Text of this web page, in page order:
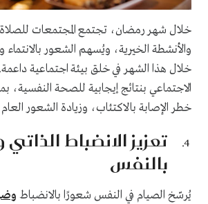
خلال شهر رمضان، تجتمع المجتمعات للصلاة،
والأنشطة الخيرية، ويُسهم الشعور بالانتماء
خلال هذا الشهر في خلق بيئة اجتماعية
الاجتماعي بنتائج إيجابية للصحة النفسية،
خطر الإصابة بالاكتئاب، وزيادة الشعور العام
تعزيز الانضباط
بالنفس
يُرسّخ الصيام في النفس شعورًا بالانضباط